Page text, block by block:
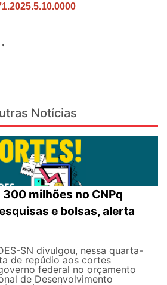
Notícias
300 milhões no CNPq
e bolsas, alerta
SN divulgou, nessa quarta-
de repúdio aos cortes
federal no orçamento
de Desenvolvimento